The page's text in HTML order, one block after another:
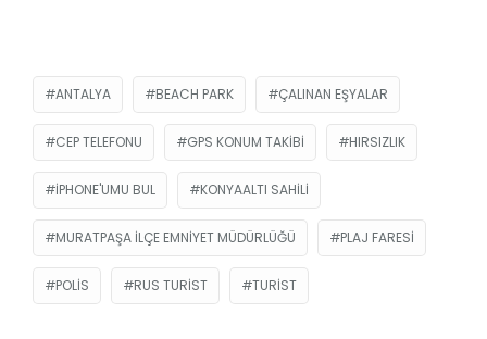
ANTALYA BEACH PARK ÇALINAN EŞYALAR
CEP TELEFONU GPS KONUM TAKIBI HIRSIZLIK
IPHONE'UMU BUL KONYAALTI SAHILI
MURATPAŞA İLÇE EMNIYET MÜDÜRLÜĞÜ PLAJ FARESI
POLIS RUS TURIST TURIST